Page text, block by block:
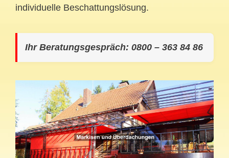
individuelle Beschattungslösung.
Ihr Beratungsgespräch: 0800 – 363 84 86